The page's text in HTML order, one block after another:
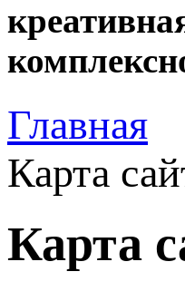
Главная
Карта
Карта